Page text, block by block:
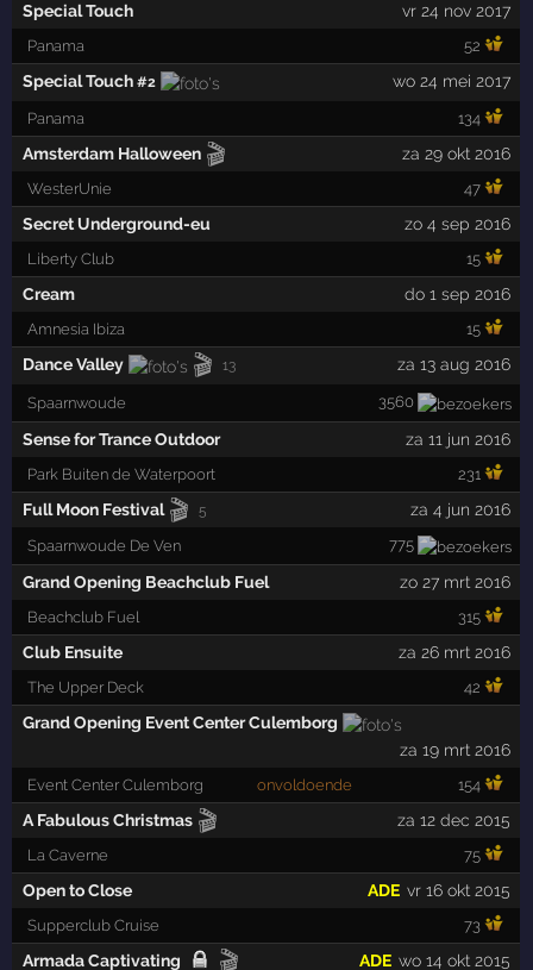
Special Touch vr 24 nov 2017
Panama 52
Special Touch #2 wo 24 mei 2017
Panama 134
Amsterdam Halloween 🎬 za 29 okt 2016
WesterUnie 47
Secret Underground-eu zo 4 sep 2016
Liberty Club 15
Cream do 1 sep 2016
Amnesia Ibiza 15
Dance Valley 🎬 13 za 13 aug 2016
Spaarnwoude 3560
Sense for Trance Outdoor za 11 jun 2016
Park Buiten de Waterpoort 231
Full Moon Festival 🎬 5 za 4 jun 2016
Spaarnwoude De Ven 775
Grand Opening Beachclub Fuel zo 27 mrt 2016
Beachclub Fuel 315
Club Ensuite za 26 mrt 2016
The Upper Deck 42
Grand Opening Event Center Culemborg
za 19 mrt 2016
Event Center Culemborg onvoldoende 154
A Fabulous Christmas 🎬 za 12 dec 2015
La Caverne 75
Open to Close vr 16 okt 2015
ADE
Supperclub Cruise 73
Armada Captivating 🎬 wo 14 okt 2015
ADE